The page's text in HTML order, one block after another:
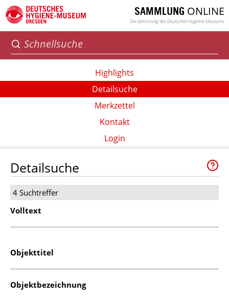
SAMMLUNG ONLINE
Die Sammlung des Deutschen Hygiene-Museums
Highlights
Detailsuche
Merkzettel
Kontakt
Login
Detailsuche
4 Suchtreffer
Volltext
Objekttitel
Objektbezeichnung